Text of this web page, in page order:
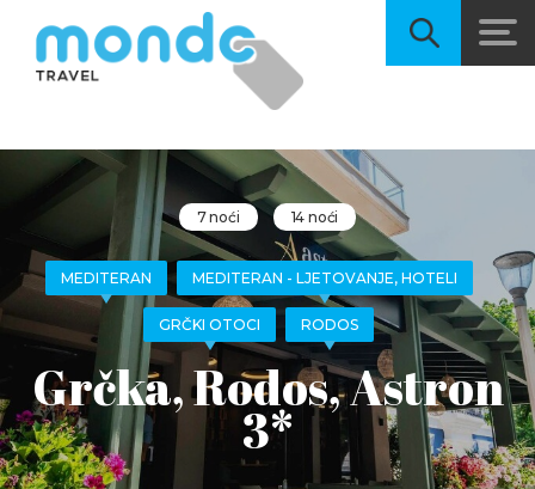
7 noći 14 noći
MEDITERAN MEDITERAN - LJETOVANJE, HOTELI
GRČKI OTOCI RODOS
Grčka, Rodos, Astron
3*